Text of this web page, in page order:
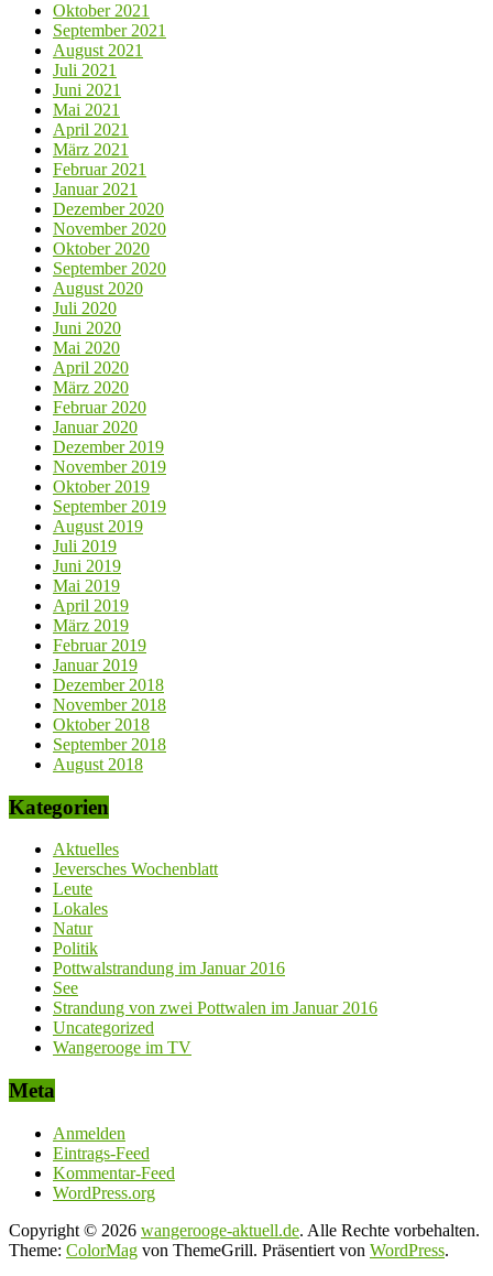
Oktober 2021
September 2021
August 2021
Juli 2021
Juni 2021
Mai 2021
April 2021
März 2021
Februar 2021
Januar 2021
Dezember 2020
November 2020
Oktober 2020
September 2020
August 2020
Juli 2020
Juni 2020
Mai 2020
April 2020
März 2020
Februar 2020
Januar 2020
Dezember 2019
November 2019
Oktober 2019
September 2019
August 2019
Juli 2019
Juni 2019
Mai 2019
April 2019
März 2019
Februar 2019
Januar 2019
Dezember 2018
November 2018
Oktober 2018
September 2018
August 2018
Kategorien
Aktuelles
Jeversches Wochenblatt
Leute
Lokales
Natur
Politik
Pottwalstrandung im Januar 2016
See
Strandung von zwei Pottwalen im Januar 2016
Uncategorized
Wangerooge im TV
Meta
Anmelden
Eintrags-Feed
Kommentar-Feed
WordPress.org
Copyright © 2026 wangerooge-aktuell.de. Alle Rechte vorbehalten.
Theme: ColorMag von ThemeGrill. Präsentiert von WordPress.